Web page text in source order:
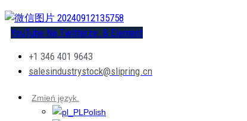
YouTube Na Twitterze. & Element
+1 346 401 9643
salesindustrystock@slipring.cn
Zmień język.
Polish